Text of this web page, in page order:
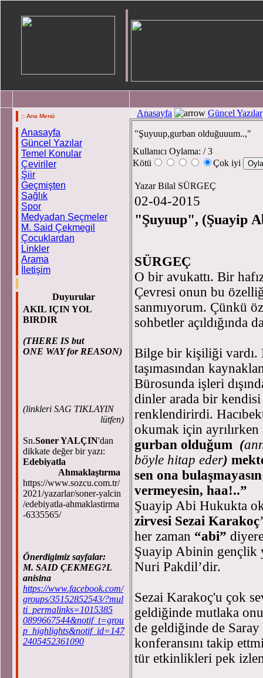
:: Ana Menü
Anasayfa
Güncel Yazılar
Temel Konular
Çeviriler
Şiir
Geçmişten
Sağlık
Spor
Medyadan Seçmeler
M. Said Çekmegil
Çocuklardan
Linkler
Arama
İletişim
Duyurular
AKIL IÇIN YOL
BIRDIR
(THERE IS but
ONE WAY for REASON)
(linkleri SAG TIKLAYIN
lütfen)
Sn.Soner YALÇIN'dan
dikkate değer bir yazı:
Edebiyatla
Ahmaklaştırma
https://www.sozcu.com.tr/
2021/yazarlar/soner-yalcin
/edebiyatla-ahmaklastirma
-6335565/
Önerdigimiz sayfalar:
M. SAID ÇEKMEG?L
anisina
https://www.facebook.com/
groups/35152852543/?mul
ti_permalinks=1015385
0899667544&notif_t=grou
p_highlights&notif_id=147
2405452361090
Anasayfa Güncel Yazılar
"Şuyuup,gurban olduğuuum..,"
Kullanıcı Oylama: / 3
Kötü
Çok iyi
Yazar Bilal SÜRGEÇ
02-04-2015
"Şuyuup", (Şuayip
O bir avukattı. Bir
Çevresi onun bu
sanmıyorum. Çünkü
sohbetler açıldığında
Bilge bir kişiliği vardı.
taşımasından
Bürosunda işleri
dinler arada bir
renklendirirdi.
okumak için
gurban olduğum (
böyle hitap eder)
sen ona
vermeyesin, haa!..”
Şuayip Abi Hukukta
zirvesi Sezai Karakoç
her zaman “abi”
Şuayip Abinin gençlik
Nuri Pakdil’dir.
Sezai Karakoç'u çok
geldiğinde mutlaka
de geldiğinde de Saray
konferansını takip
tür etkinlikleri pek